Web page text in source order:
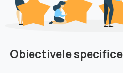
Obiectivele specifice